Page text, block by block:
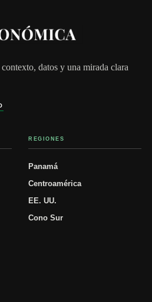
datos y una mirada clara
REGIONES
Panamá
Centroamérica
EE. UU.
Cono Sur